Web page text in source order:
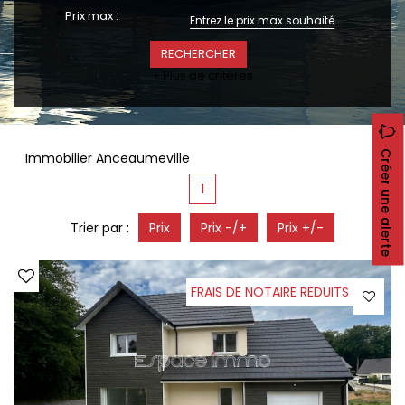
RECRUTEMENT
SERVICES
Partenaires
Prix max :
+ Plus de critères
Immobilier Anceaumeville Créer une alerte
1
Trier par : Prix Prix -/+ Prix +/-
FRAIS DE NOTAIRE REDUITS